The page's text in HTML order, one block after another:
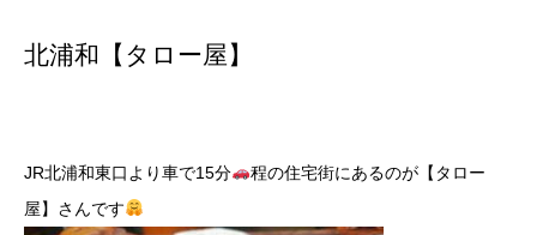
北浦和【タロー屋】
JR北浦和東口より車で15分
程の住宅街にあるのが【タロー
屋】さんです